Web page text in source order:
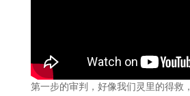
第一步的审判，好像我们灵里的得救